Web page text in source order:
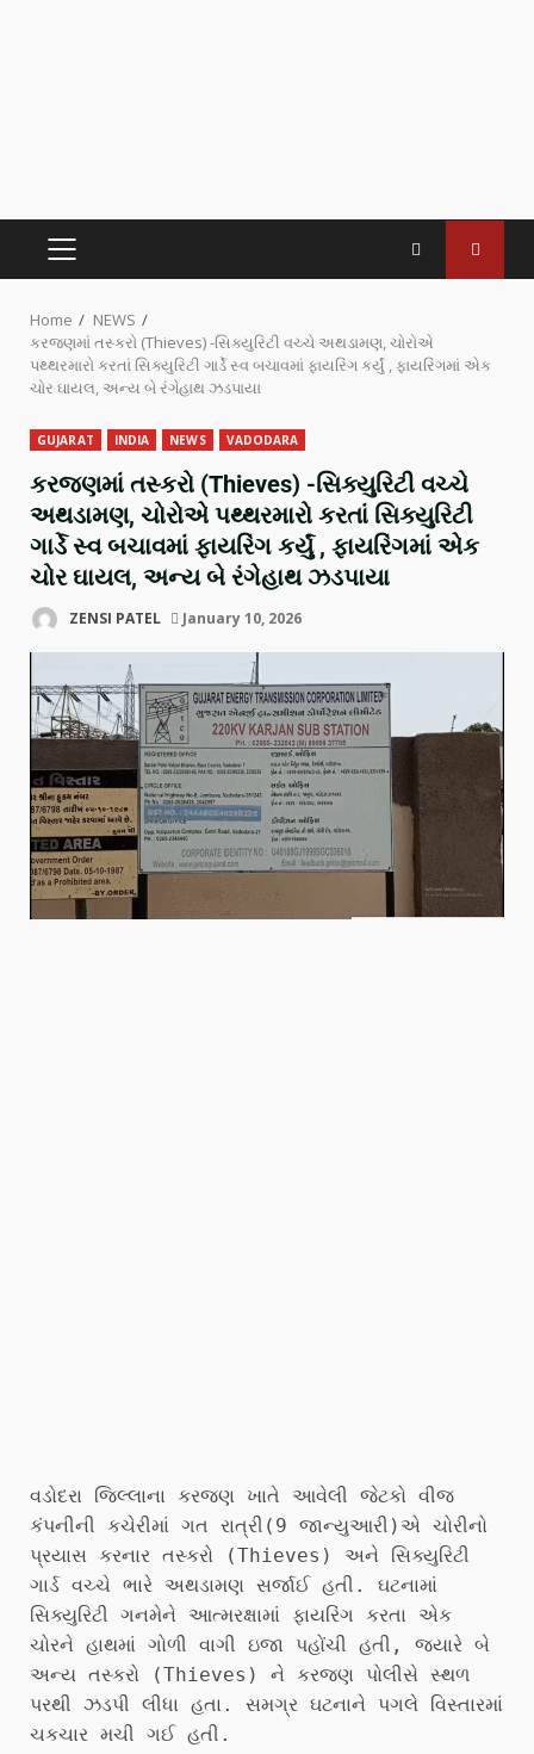
Home
NEWS
કરજણમાં તસ્કરો (Thieves) -સિક્યુરિટી વચ્ચે અથડામણ, ચોરોએ
પથ્થરમારો કરતાં સિક્યુરિટી ગાર્ડે સ્વ બચાવમાં ફાયરિંગ કર્યું , ફાયરિંગમાં એક
ચોર ઘાયલ, અન્ય બે રંગેહાથ ઝડપાયા
GUJARAT INDIA NEWS VADODARA
કરજણમાં તસ્કરો (Thieves) -સિક્યુરિટી વચ્ચે
અથડામણ, ચોરોએ પથ્થરમારો કરતાં સિક્યુરિટી
ગાર્ડે સ્વ બચાવમાં ફાયરિંગ કર્યું , ફાયરિંગમાં એક
ચોર ઘાયલ, અન્ય બે રંગેહાથ ઝડપાયા
ZENSI PATEL January 10, 2026
વડોદરા જિલ્લાના કરજણ ખાતે આવેલી જેટકો વીજ
કંપનીની કચેરીમાં ગત રાત્રી(9 જાન્યુઆરી)એ ચોરીનો
પ્રયાસ કરનાર તસ્કરો (Thieves) અને સિક્યુરિટી
ગાર્ડ વચ્ચે ભારે અથડામણ સર્જાઈ હતી. ઘટનામાં
સિક્યુરિટી ગનમેને આત્મરક્ષામાં ફાયરિંગ કરતા એક
ચોરને હાથમાં ગોળી વાગી ઇજા પહોંચી હતી, જ્યારે બે
અન્ય તસ્કરો (Thieves) ને કરજણ પોલીસે સ્થળ
પરથી ઝડપી લીધા હતા. સમગ્ર ઘટનાને પગલે વિસ્તારમાં
ચકચાર મચી ગઈ હતી.